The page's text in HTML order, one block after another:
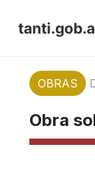
OBRAS
Obra